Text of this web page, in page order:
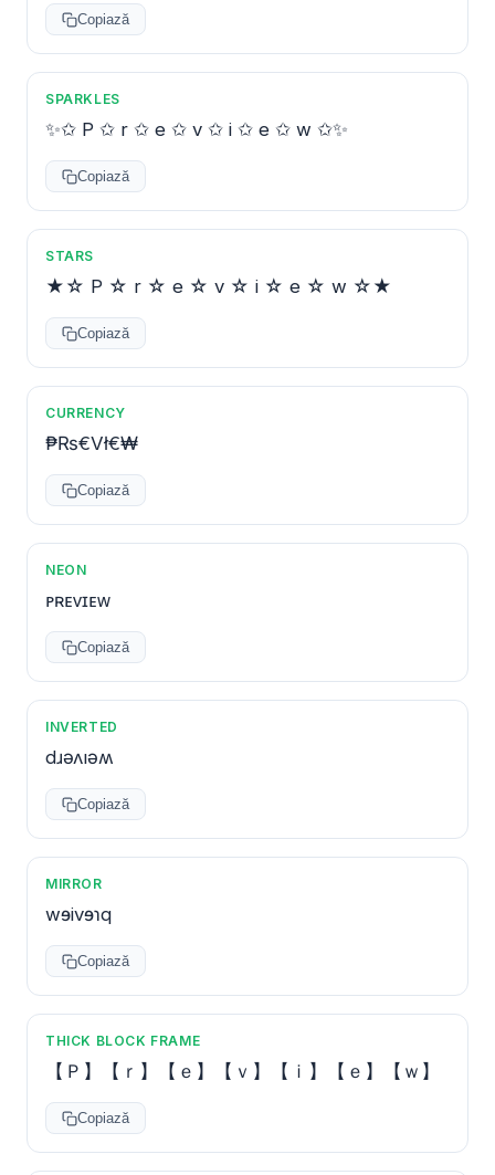
Copiază
SPARKLES
✨✩ P ✩ r ✩ e ✩ v ✩ i ✩ e ✩ w ✩✨
Copiază
STARS
★☆ P ☆ r ☆ e ☆ v ☆ i ☆ e ☆ w ☆★
Copiază
CURRENCY
₱₨€Vł€₩
Copiază
NEON
ᴘʀᴇᴠɪᴇᴡ
Copiază
INVERTED
dɹǝʌıǝʍ
Copiază
MIRROR
wɘivɘɿq
Copiază
THICK BLOCK FRAME
【Ｐ】【ｒ】【ｅ】【ｖ】【ｉ】【ｅ】【ｗ】
Copiază